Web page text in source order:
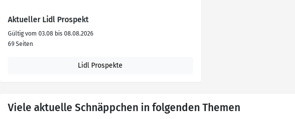
Aktueller Lidl Prospekt
Gültig vom 03.08 bis 08.08.2026
69 Seiten
Lidl Prospekte
Viele aktuelle Schnäppchen in folgenden Themen